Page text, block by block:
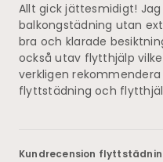
Allt gick jättesmidigt!
balkongstädning utan
bra och klarade
också utav flytthjälp
verkligen
flyttstädning och
Kundrecension